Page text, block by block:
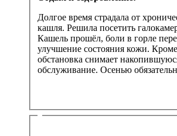
Долгое время страдала от
кашля. Решила посетить
Кашель прошёл, боли в горле
улучшение состояния кожи.
обстановка снимает
обслуживание. Осенью